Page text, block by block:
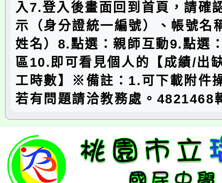
入7.登入後畫面回到首頁，請確
示（身分證統一編號）、帳號名
姓名）8.點選：親師互動9.點選
區10.即可看見個人的【成績/出
工時數】※備註：1.可下載附件
若有問題請洽教務處。4821468